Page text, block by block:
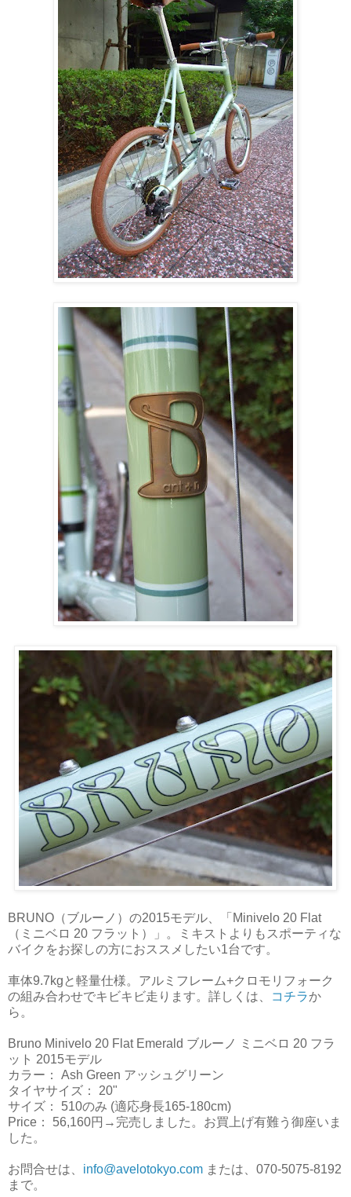
BRUNO（ブルーノ）の2015モデル、「Minivelo 20 Flat
（ミニベロ 20 フラット）」。ミキストよりもスポーティな
バイクをお探しの方におススメしたい1台です。
車体9.7kgと軽量仕様。アルミフレーム+クロモリフォーク
の組み合わせでキビキビ走ります。詳しくは、
コチラか
ら。
Bruno Minivelo 20 Flat Emerald ブルーノ ミニベロ 20 フラ
ット 2015モデル
カラー： Ash Green アッシュグリーン
タイヤサイズ： 20"
サイズ： 510のみ (適応身長165-180cm)
Price： 56,160円→完売しました。お買上げ有難う御座いま
した。
お問合せは、 info@avelotokyo.com または、070-5075-8192
まで。